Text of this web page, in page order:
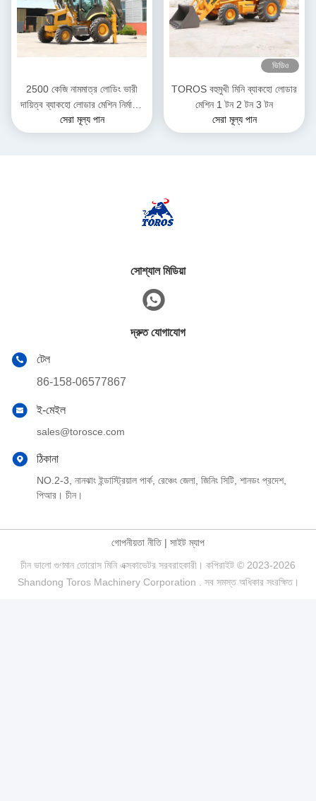
2500 কেজি নামমাত্র লোডিং ভারী
দায়িত্ব ব্যাকহো লোডার মেশিন নির্মাণের
জন্য
সেরা মূল্য পান
ভিডিও
TOROS বহুমুখী মিনি ব্যাকহো লোডার
মেশিন 1 টন 2 টন 3 টন
সেরা মূল্য পান
সোশ্যাল মিডিয়া
দ্রুত যোগাযোগ
টেল
86-158-06577867
ই-মেইল
sales@torosce.com
ঠিকানা
NO.2-3, নানঝাং ইন্ডাস্ট্রিয়াল পার্ক, রেঞ্চেং জেলা, জিনিং সিটি, শানডং প্রদেশ,
পিআর। চীন।
গোপনীয়তা নীতি| সাইট ম্যাপ
চীন ভালো গুণমান তোরোস মিনি এক্সকাভেটর সরবরাহকারী। কপিরাইট © 2023-2026
Shandong Toros Machinery Corporation . সব সমস্ত অধিকার সংরক্ষিত।